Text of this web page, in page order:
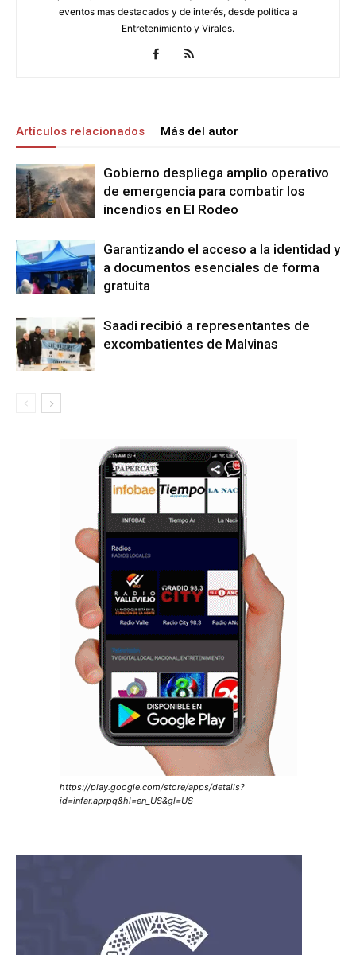
eventos mas destacados y de interés, desde política a
Entretenimiento y Virales.
Artículos relacionados Más del autor
Gobierno despliega amplio operativo
de emergencia para combatir los
incendios en El Rodeo
Garantizando el acceso a la identidad y
a documentos esenciales de forma
gratuita
Saadi recibió a representantes de
excombatientes de Malvinas
https://play.google.com/store/apps/details?
id=infar.aprpq&hl=en_US&gl=US